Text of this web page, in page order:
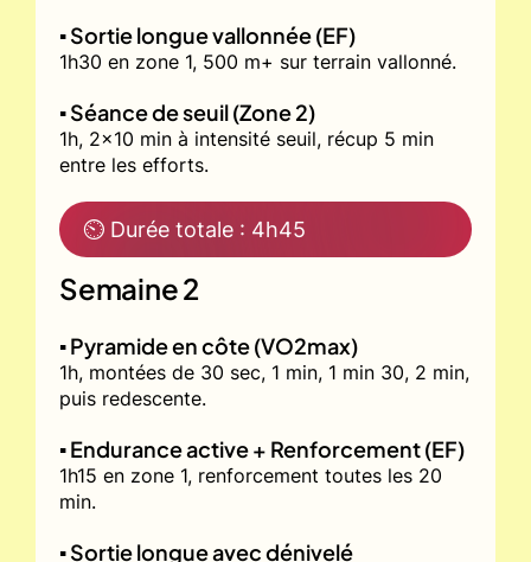
▪️ Sortie longue vallonnée (EF)
1h30 en zone 1, 500 m+ sur terrain vallonné.
▪️ Séance de seuil (Zone 2)
1h, 2x10 min à intensité seuil, récup 5 min
entre les efforts.
⏲ Durée totale : 4h45
Semaine 2
▪️ Pyramide en côte (VO2max)
1h, montées de 30 sec, 1 min, 1 min 30, 2 min,
puis redescente.
▪️ Endurance active + Renforcement (EF)
1h15 en zone 1, renforcement toutes les 20
min.
▪️ Sortie longue avec dénivelé